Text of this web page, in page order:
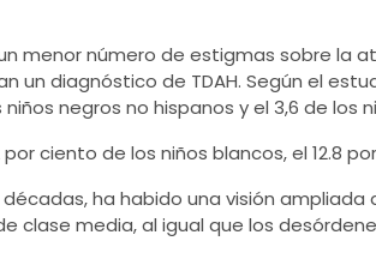
menor número de estigmas sobre
un diagnóstico de TDAH. Según el
negros no hispanos y el 3,6 de los
por ciento de los niños blancos, el 12.8
ha habido una visión
clase media, al igual que los